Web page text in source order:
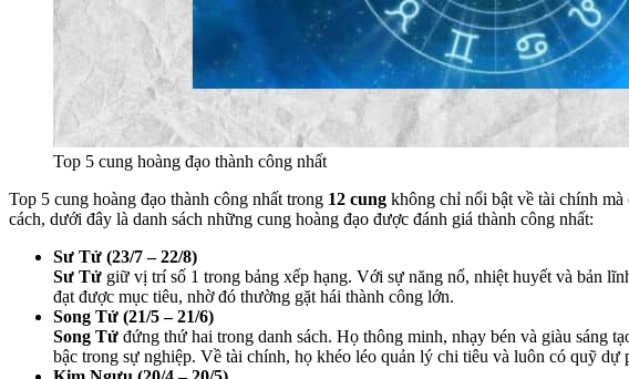
Top 5 cung hoàng đạo thành công nhất
Top 5 cung hoàng đạo thành công nhất trong 12 cung không chỉ nổi bật về tài chính
cách, dưới đây là danh sách những cung hoàng đạo được đánh giá thành công nhất:
Sư Tử (23/7 – 22/8)
Sư Tử giữ vị trí số 1 trong bảng xếp hạng. Với sự năng nổ, nhiệt huyết và bản
đạt được mục tiêu, nhờ đó thường gặt hái thành công lớn.
Song Tử (21/5 – 21/6)
Song Tử đứng thứ hai trong danh sách. Họ thông minh, nhạy bén và giàu sáng
bậc trong sự nghiệp. Về tài chính, họ khéo léo quản lý chi tiêu và luôn có quỹ dự